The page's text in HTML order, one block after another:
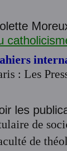
: Les
les
de
de